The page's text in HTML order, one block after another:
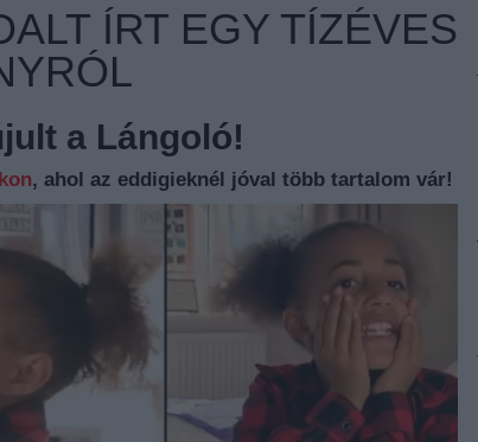
ÍRT EGY TÍZÉVES
a Lángoló!
, ahol az eddigieknél jóval több tartalom vár!